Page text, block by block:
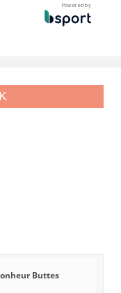
Powered by
Buttes